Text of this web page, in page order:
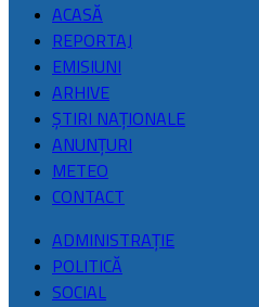
ACASĂ
REPORTAJ
EMISIUNI
ARHIVE
ŞTIRI NAŢIONALE
ANUNȚURI
METEO
CONTACT
ADMINISTRAȚIE
POLITICĂ
SOCIAL